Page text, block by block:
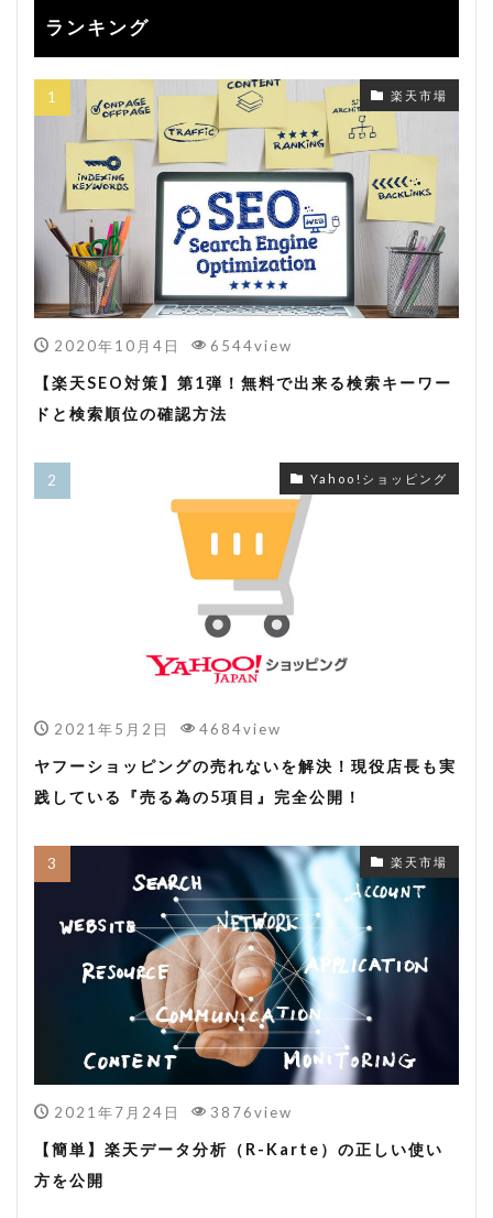
ランキング
楽天市場
2020年10月4日 6544view
【楽天SEO対策】第1弾！無料で出来る検索キーワー
ドと検索順位の確認方法
Yahoo!ショッピング
2021年5月2日 4684view
ヤフーショッピングの売れないを解決！現役店長も実
践している『売る為の5項目』完全公開！
楽天市場
2021年7月24日 3876view
【簡単】楽天データ分析（R-Karte）の正しい使い
方を公開